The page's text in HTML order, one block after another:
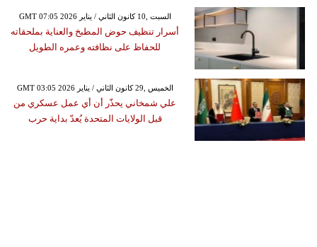
GMT 07:05 2026 السبت ,10 كانون الثاني / يناير
أسرار تنظيف حوض المطبخ والعناية بملحقاته
للحفاظ على نظافته وعمره الطويل
GMT 03:05 2026 الخميس ,29 كانون الثاني / يناير
علي شمخاني يحذّر أن أي عمل عسكري من
قبل الولايات المتحدة يُعدّ بداية حرب